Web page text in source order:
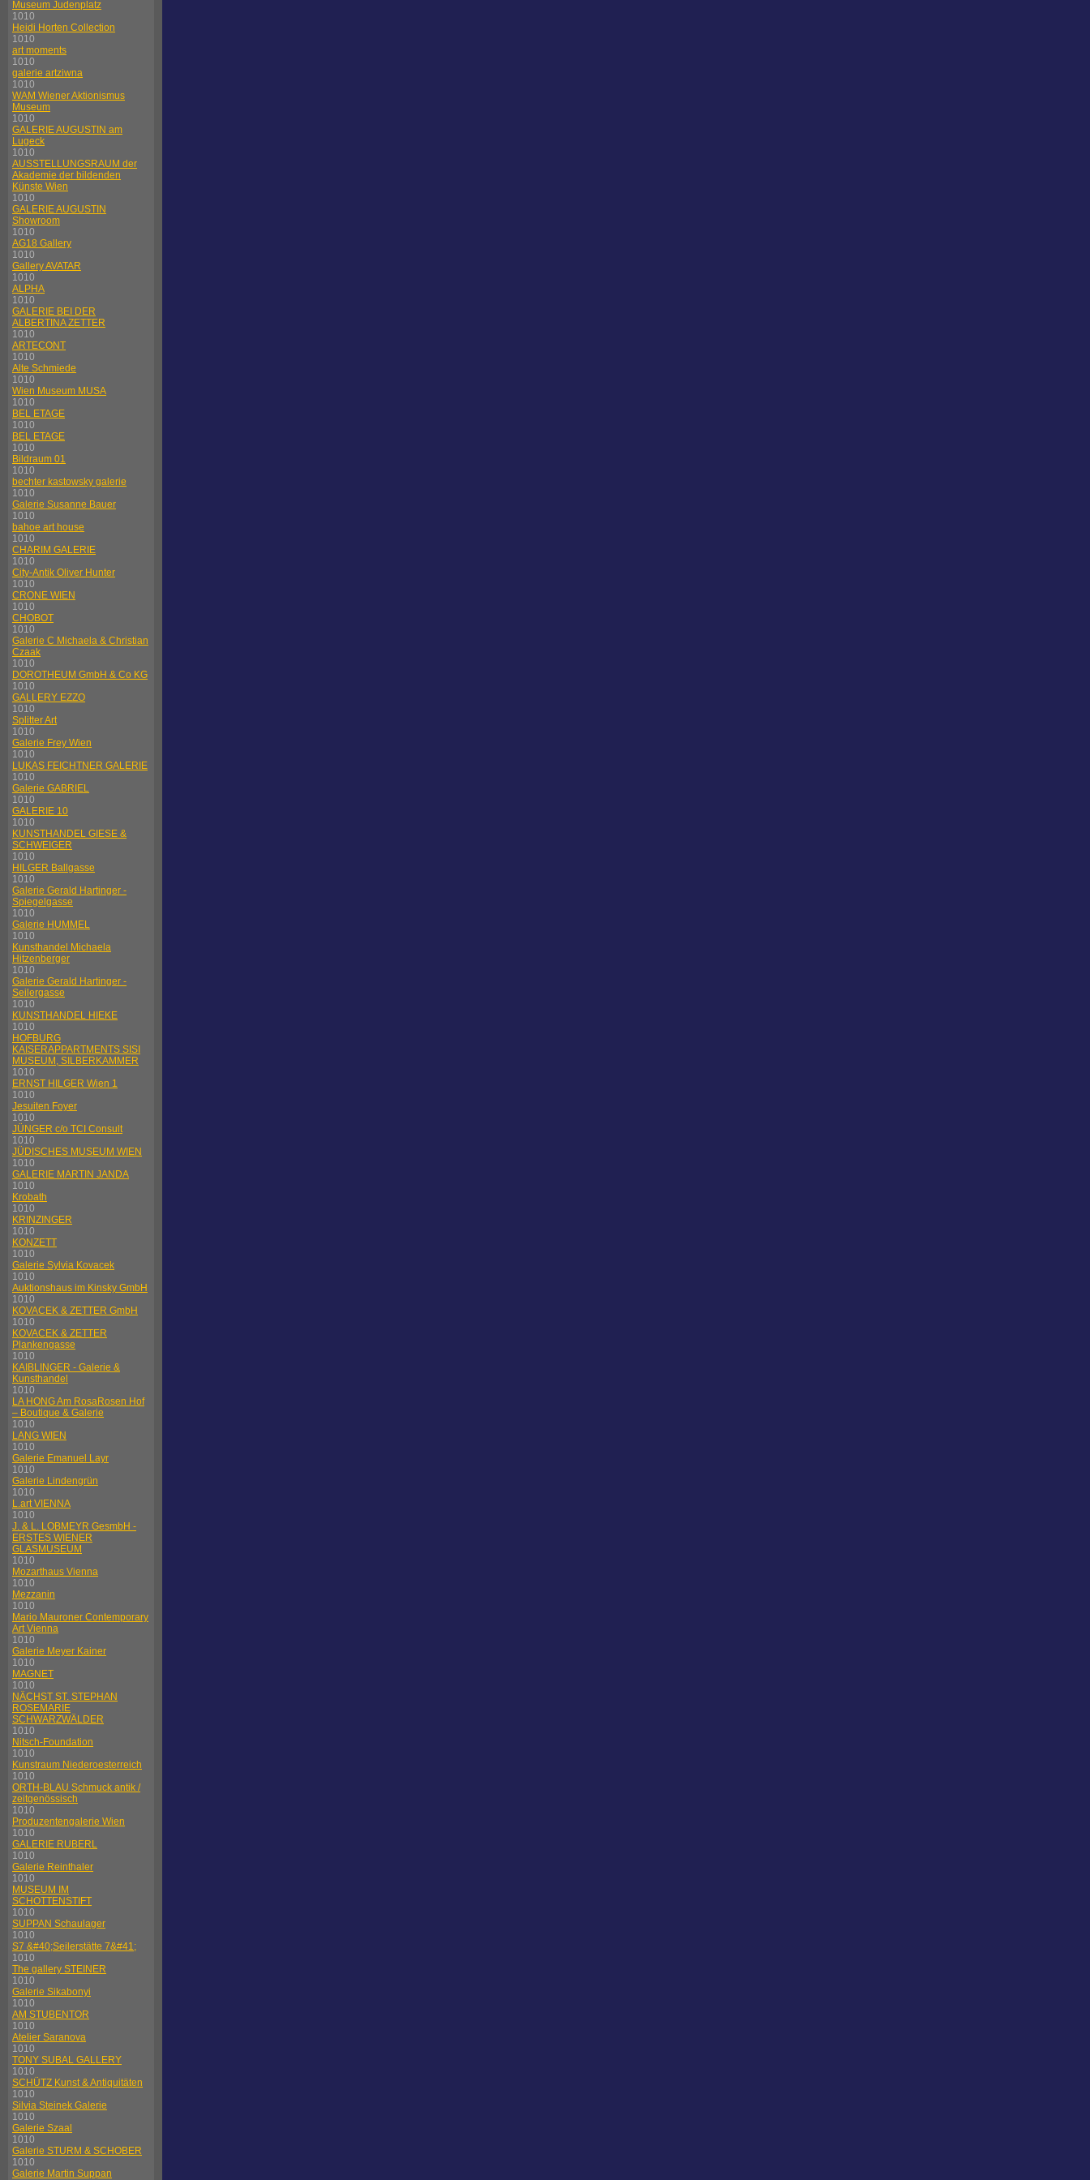
Museum Judenplatz
1010
Heidi Horten Collection
1010
art moments
1010
galerie artziwna
1010
WAM Wiener Aktionismus
Museum
1010
GALERIE AUGUSTIN am
Lugeck
1010
AUSSTELLUNGSRAUM der
Akademie der bildenden
Künste Wien
1010
GALERIE AUGUSTIN
Showroom
1010
AG18 Gallery
1010
Gallery AVATAR
1010
ALPHA
1010
GALERIE BEI DER
ALBERTINA ZETTER
1010
ARTECONT
1010
Alte Schmiede
1010
Wien Museum MUSA
1010
BEL ETAGE
1010
BEL ETAGE
1010
Bildraum 01
1010
bechter kastowsky galerie
1010
Galerie Susanne Bauer
1010
bahoe art house
1010
CHARIM GALERIE
1010
City-Antik Oliver Hunter
1010
CRONE WIEN
1010
CHOBOT
1010
Galerie C Michaela & Christian
Czaak
1010
DOROTHEUM GmbH & Co KG
1010
GALLERY EZZO
1010
Splitter Art
1010
Galerie Frey Wien
1010
LUKAS FEICHTNER GALERIE
1010
Galerie GABRIEL
1010
GALERIE 10
1010
KUNSTHANDEL GIESE &
SCHWEIGER
1010
HILGER Ballgasse
1010
Galerie Gerald Hartinger -
Spiegelgasse
1010
Galerie HUMMEL
1010
Kunsthandel Michaela
Hitzenberger
1010
Galerie Gerald Hartinger -
Seilergasse
1010
KUNSTHANDEL HIEKE
1010
HOFBURG
KAISERAPPARTMENTS SISI
MUSEUM, SILBERKAMMER
1010
ERNST HILGER Wien 1
1010
Jesuiten Foyer
1010
JÜNGER c/o TCI Consult
1010
JÜDISCHES MUSEUM WIEN
1010
GALERIE MARTIN JANDA
1010
Krobath
1010
KRINZINGER
1010
KONZETT
1010
Galerie Sylvia Kovacek
1010
Auktionshaus im Kinsky GmbH
1010
KOVACEK & ZETTER GmbH
1010
KOVACEK & ZETTER
Plankengasse
1010
KAIBLINGER - Galerie &
Kunsthandel
1010
LA HONG Am RosaRosen Hof
– Boutique & Galerie
1010
LANG WIEN
1010
Galerie Emanuel Layr
1010
Galerie Lindengrün
1010
L.art VIENNA
1010
J. & L. LOBMEYR GesmbH -
ERSTES WIENER
GLASMUSEUM
1010
Mozarthaus Vienna
1010
Mezzanin
1010
Mario Mauroner Contemporary
Art Vienna
1010
Galerie Meyer Kainer
1010
MAGNET
1010
NÄCHST ST. STEPHAN
ROSEMARIE
SCHWARZWÄLDER
1010
Nitsch-Foundation
1010
Kunstraum Niederoesterreich
1010
ORTH-BLAU Schmuck antik /
zeitgenössisch
1010
Produzentengalerie Wien
1010
GALERIE RUBERL
1010
Galerie Reinthaler
1010
MUSEUM IM
SCHOTTENSTIFT
1010
SUPPAN Schaulager
1010
S7 &#40;Seilerstätte 7&#41;
1010
The gallery STEINER
1010
Galerie Sikabonyi
1010
AM STUBENTOR
1010
Atelier Saranova
1010
TONY SUBAL GALLERY
1010
SCHÜTZ Kunst & Antiquitäten
1010
Silvia Steinek Galerie
1010
Galerie Szaal
1010
Galerie STURM & SCHOBER
1010
Galerie Martin Suppan